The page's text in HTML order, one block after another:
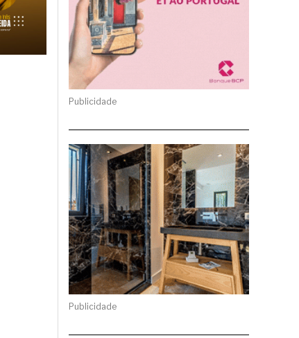
Publicidade
Publicidade